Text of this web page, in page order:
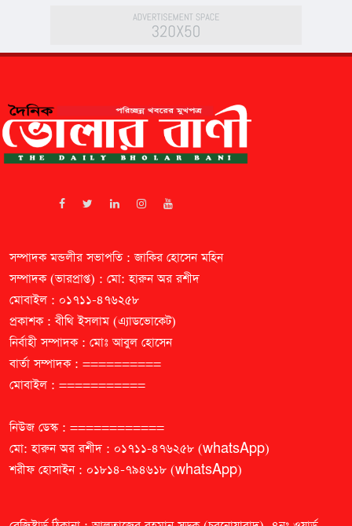
সম্পাদক মন্ডলীর সভাপতি : জাকির হোসেন মহিন
সম্পাদক (ভারপ্রাপ্ত) : মো: হারুন অর রশীদ
মোবাইল : ০১৭১১-৪৭৬২৫৮
প্রকাশক : বীথি ইসলাম (এ্যাডভোকেট)
নির্বাহী সম্পাদক : মোঃ আবুল হোসেন
বার্তা সম্পাদক : ==========
মোবাইল : ===========
নিউজ ডেস্ক : ============
মো: হারুন অর রশীদ : ০১৭১১-৪৭৬২৫৮ (whatsApp)
শরীফ হোসাইন : ০১৮১৪-৭৯৪৬১৮ (whatsApp)